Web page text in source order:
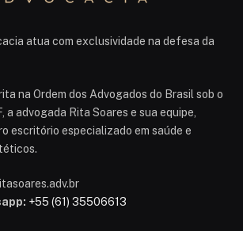
atua com exclusividade na defesa da
na Ordem dos Advogados do Brasil sob o
a advogada Rita Soares e sua equipe,
escritório especializado em saúde e
+55 (61) 35506613